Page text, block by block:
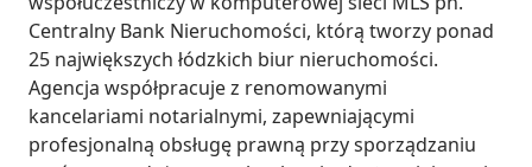
Centralny Bank Nieruchomości, którą tworzy ponad
25 największych łódzkich biur nieruchomości.
Agencja współpracuje z renomowanymi
kancelariami notarialnymi, zapewniającymi
profesjonalną obsługę prawną przy sporządzaniu